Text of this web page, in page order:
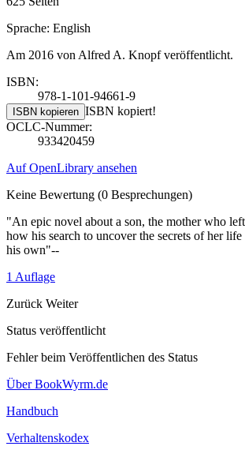
Sprache: English
Am 2016 von Alfred A. Knopf veröffentlicht.
ISBN:
978-1-101-94661-9
ISBN kopieren ISBN kopiert!
OCLC-Nummer:
933420459
Auf OpenLibrary ansehen
Keine Bewertung (0 Besprechungen)
"An epic novel about a son, the mother who
how his search to uncover the secrets of her
his own"--
1 Auflage
Zurück Weiter
Status veröffentlicht
Fehler beim Veröffentlichen des Status
Über BookWyrm.de
Handbuch
Verhaltenskodex